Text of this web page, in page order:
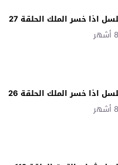
اذا خسر الملك الحلقة 27
اذا خسر الملك الحلقة 26